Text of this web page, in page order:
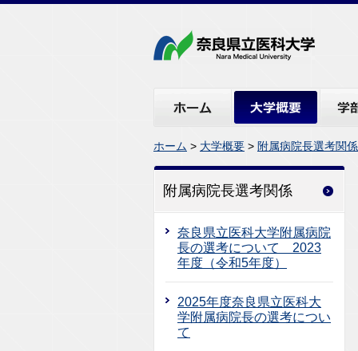
大学概要
ホーム > 大学概要 > 附属病院長選考関係
附属病院長選考関係
奈良県立医科大学附属病院
長の選考について 2023
年度（令和5年度）
2025年度奈良県立医科大
学附属病院長の選考につい
て